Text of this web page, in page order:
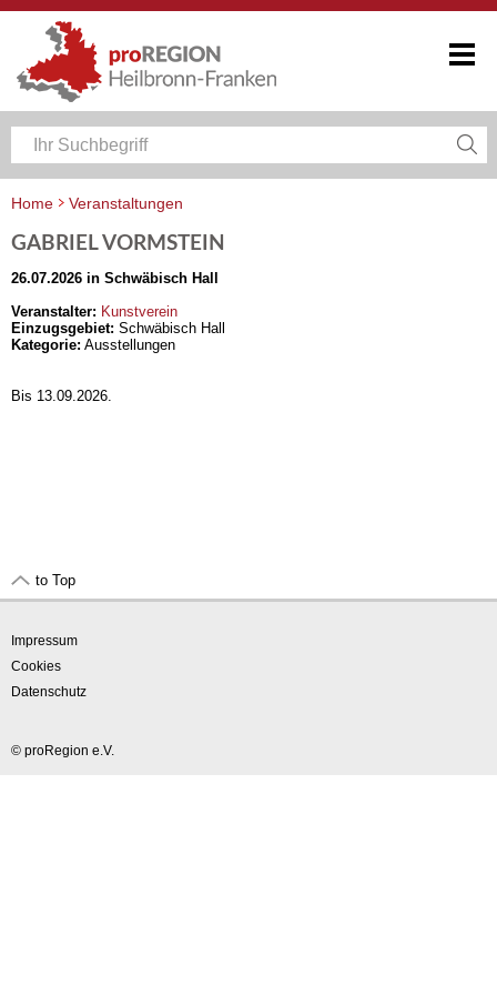
Home
Veranstaltungen
GABRIEL VORMSTEIN
26.07.2026 in Schwäbisch Hall
Veranstalter: Kunstverein
Einzugsgebiet: Schwäbisch Hall
Kategorie: Ausstellungen
Bis 13.09.2026.
to Top
Impressum
Cookies
Datenschutz
© proRegion e.V.